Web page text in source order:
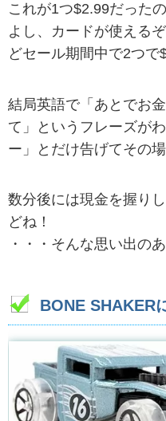
これが1つ$2.99だった
よし、カードが使える
どセール期間中で2つで
結局英語で「あとでお
て」というフレーズが
ー」とだけ告げてその
数分後には現金を握り
どね！
・・・そんな思い出の
BONE SHAKER